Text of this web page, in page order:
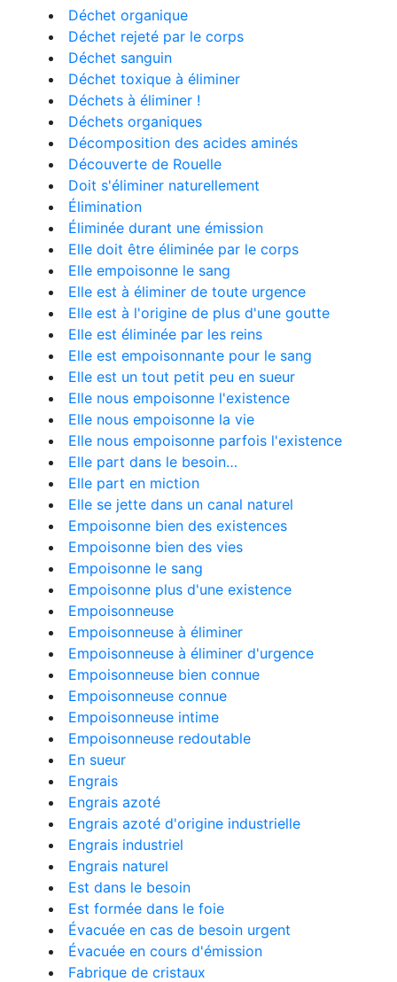
Déchet organique
Déchet rejeté par le corps
Déchet sanguin
Déchet toxique à éliminer
Déchets à éliminer !
Déchets organiques
Décomposition des acides aminés
Découverte de Rouelle
Doit s'éliminer naturellement
Élimination
Éliminée durant une émission
Elle doit être éliminée par le corps
Elle empoisonne le sang
Elle est à éliminer de toute urgence
Elle est à l'origine de plus d'une goutte
Elle est éliminée par les reins
Elle est empoisonnante pour le sang
Elle est un tout petit peu en sueur
Elle nous empoisonne l'existence
Elle nous empoisonne la vie
Elle nous empoisonne parfois l'existence
Elle part dans le besoin…
Elle part en miction
Elle se jette dans un canal naturel
Empoisonne bien des existences
Empoisonne bien des vies
Empoisonne le sang
Empoisonne plus d'une existence
Empoisonneuse
Empoisonneuse à éliminer
Empoisonneuse à éliminer d'urgence
Empoisonneuse bien connue
Empoisonneuse connue
Empoisonneuse intime
Empoisonneuse redoutable
En sueur
Engrais
Engrais azoté
Engrais azoté d'origine industrielle
Engrais industriel
Engrais naturel
Est dans le besoin
Est formée dans le foie
Évacuée en cas de besoin urgent
Évacuée en cours d'émission
Fabrique de cristaux